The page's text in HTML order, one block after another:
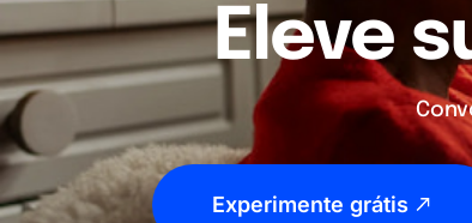
Eleve
Experimente grátis